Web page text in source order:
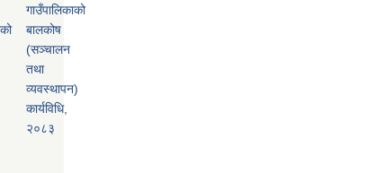
गाउँपालिकाको
बालकोष
(सञ्चालन
तथा
व्यवस्थापन)
कार्यविधि,
२०८३